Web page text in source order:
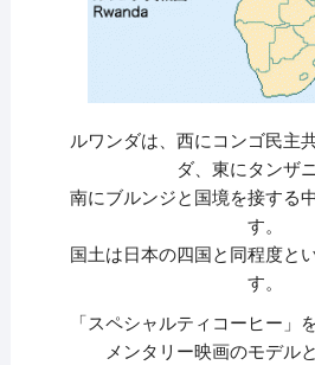
ルワンダは、西にコンゴ民主
ダ、東にタンザニ
南にブルンジと国境を接する
す。
国土は日本の四国と同程度と
す。
「スペシャルティコーヒー」
メンタリー映画のモデル